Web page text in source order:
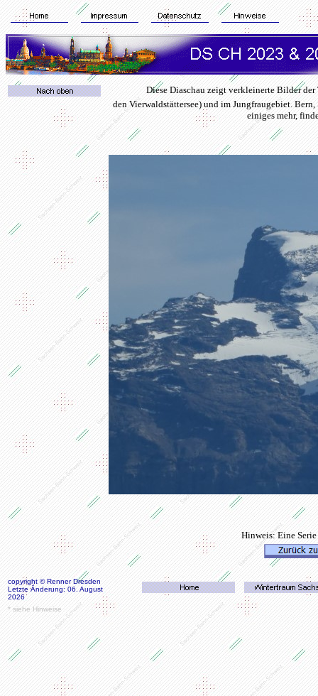
Diese Diaschau zeigt verkleinerte Bilder der
den Vierwaldstättersee) und im Jungfraugebiet.
einiges mehr,
Hinweis: Eine
copyright © Renner Dresden
Letzte Änderung: 06. August
2026
* siehe Hinweise